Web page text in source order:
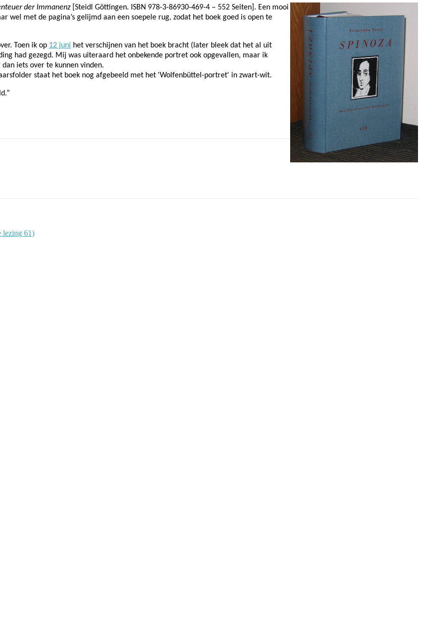
der Immanenz[Steidl Göttingen. ISBN 978-3-86930-469-4 – 552 Seiten]. Een mooi
wel met de pagina’s gelijmd aan een soepele rug, zodat het boek goed is open te
Toen ik op 12 juni het verschijnen van het boek bracht (later bleek dat het al uit
had gezegd. Mij was uiteraard het onbekende portret ook opgevallen, maar ik
iets over te kunnen vinden.
staat het boek nog afgebeeld met het 'Wolfenbüttel-portret' in zwart-wit.
lezing 61)